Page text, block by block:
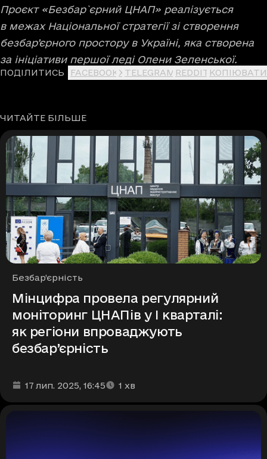
Проєкт «Безбар`єрний ЦНАП» реалізується
в межах Національної стратегії зі створення
безбар’єрного простору в Україні, яка створена
за ініціативи першої леді Олени Зеленської.
ПОДІЛИТИСЬ FACEBOOK X TELEGRAM REDDIT КОПІЮВАТИ
ЧИТАЙТЕ БІЛЬШЕ
Рубрики
Безбар’єрність
Мінцифра провела регулярний
моніторинг ЦНАПів у І кварталі:
як регіони впроваджують
безбар’єрність
Дата та час публікації
17 лип. 2025, 16:45
Час читання: 1 хв